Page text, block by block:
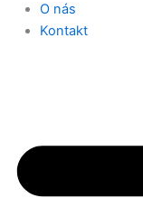
O nás
Kontakt